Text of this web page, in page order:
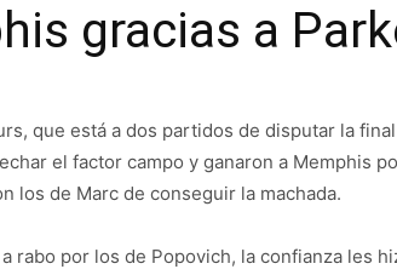
gracias a
que está a dos partidos de disputar la
el factor campo y ganaron a Memphis
los de Marc de conseguir la machada.
rabo por los de Popovich, la confianza les